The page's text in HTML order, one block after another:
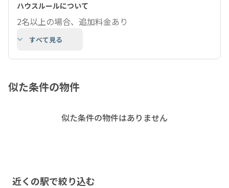
ハウスルールについて
2名以上の場合、追加料金あり
すべて見る
似た条件の物件
似た条件の物件はありません
近くの駅で絞り込む